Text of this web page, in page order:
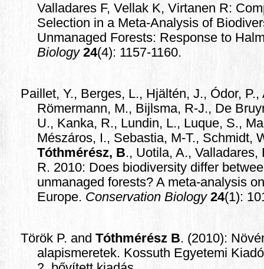
Valladares F, Vellak K, Virtanen R:
Selection in a Meta-Analysis of
Unmanaged Forests: Response to
Biology 24(4): 1157-1160.
Paillet, Y., Berges, L., Hjältén, J., Ódor,
Römermann, M., Bijlsma, R-J., De
U., Kanka, R., Lundin, L., Luque, S.,
Mészáros, I., Sebastia, M-T., Schmidt,
Tóthmérész, B., Uotila, A.,
R. 2010: Does biodiversity differ
unmanaged forests? A meta-analysis
Europe. Conservation Biology 24(1):
Török P. and Tóthmérész B. (2010):
alapismeretek. Kossuth Egyetemi